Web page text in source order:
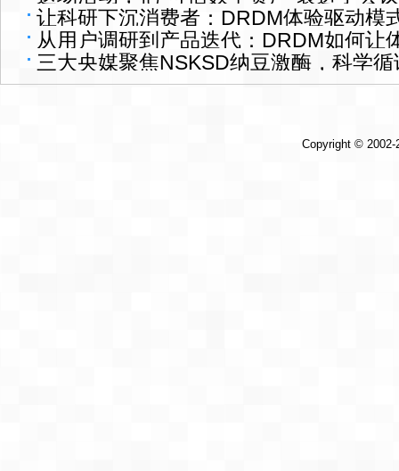
让科研下沉消费者：DRDM体验驱动模
从用户调研到产品迭代：DRDM如何让
三大央媒聚焦NSKSD纳豆激酶，科学
理中精准应用
Copyright ©